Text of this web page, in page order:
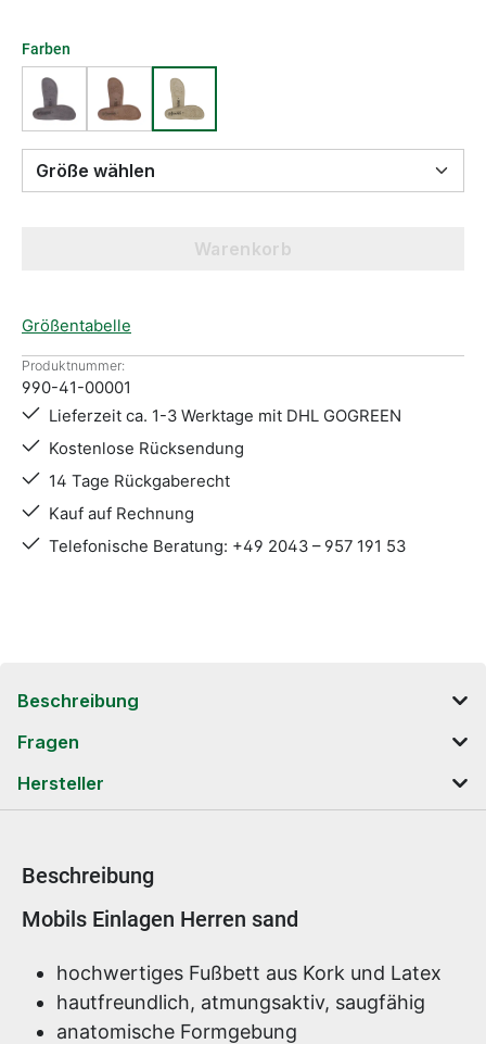
Farben
Größe wählen
Warenkorb
Größentabelle
Produktnummer:
990-41-00001
Lieferzeit ca. 1-3 Werktage mit DHL GOGREEN
Kostenlose Rücksendung
14 Tage Rückgaberecht
Kauf auf Rechnung
Telefonische Beratung: +49 2043 – 957 191 53
Beschreibung
Fragen
Hersteller
Beschreibung
Produktinformationen
Mobils Einlagen Herren sand
hochwertiges Fußbett aus Kork und Latex
hautfreundlich, atmungsaktiv, saugfähig
anatomische Formgebung